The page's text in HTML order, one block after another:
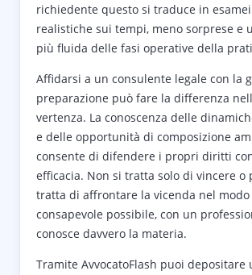
richiedente questo si traduce in
realistiche sui tempi, meno sorprese e
più fluida delle fasi operative della
Affidarsi a un consulente legale con la
preparazione può fare la differenza
vertenza. La conoscenza delle
e delle opportunità di composizione
consente di difendere i propri diritti
efficacia. Non si tratta solo di vincere o
tratta di affrontare la vicenda nel
consapevole possibile, con un
conosce davvero la materia.
Tramite AvvocatoFlash puoi depositare